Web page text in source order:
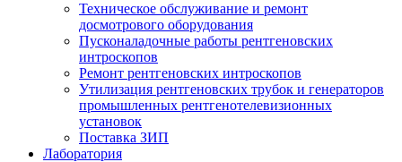
Техническое обслуживание и ремонт
досмотрового оборудования
Пусконаладочные работы рентгеновских
интроскопов
Ремонт рентгеновских интроскопов
Утилизация рентгеновских трубок и генераторов
промышленных рентгенотелевизионных
установок
Поставка ЗИП
Лаборатория